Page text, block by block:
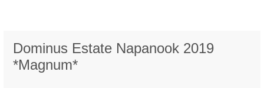
Dominus Estate Napanook 2019
*Magnum*